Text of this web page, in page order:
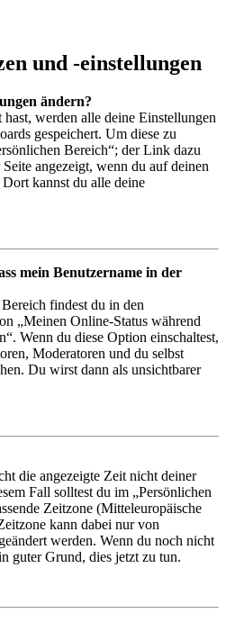
und -einstellungen
ändern?
werden alle deine Einstellungen
gespeichert. Um diese zu
Bereich“; der Link dazu
angezeigt, wenn du auf deinen
kannst du alle deine
mein Benutzername in der
findest du in den
„Meinen Online-Status während
Wenn du diese Option einschaltest,
Moderatoren und du selbst
Du wirst dann als unsichtbarer
die angezeigte Zeit nicht deiner
Fall solltest du im „Persönlichen
Zeitzone (Mitteleuropäische
kann dabei nur von
werden. Wenn du noch nicht
guter Grund, dies jetzt zu tun.